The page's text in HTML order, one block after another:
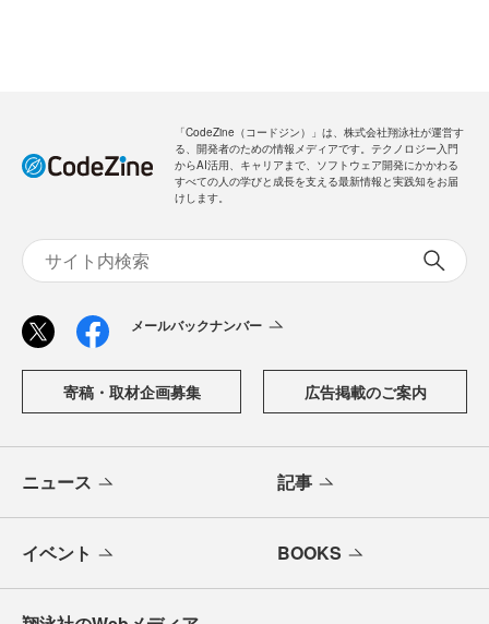
ログイン
からAI活用、キャリアまで、ソフトウェア開発にかかわる
すべての人の学びと成長を支える最新情報と実践知をお届